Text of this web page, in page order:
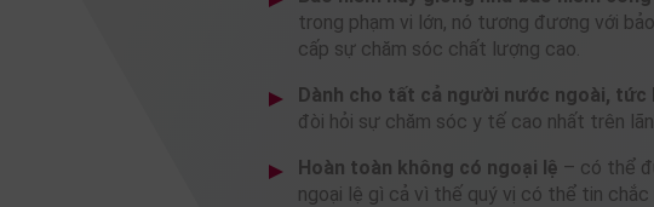
trong phạm vi lớn, nó tương đương với
cấp sự chăm sóc chất lượng cao.
Dành cho tất cả người nước ngoài,
đòi hỏi sự chăm sóc y tế cao nhất trên
Hoàn toàn không có ngoại lệ – có thể
ngoại lệ gì cả vì thế quý vị có thể tin